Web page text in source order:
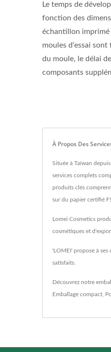
Le temps de
fonction des
échantillon imprimé
moules d'essai
du moule, le délai
composants
À Propos Des
Située à Taïwan
services complets
produits clés
sur du papier certifié
Lomei Cosmetics
cosmétiques et
'LOMEI' propose à ses
satisfaits.
Découvrez notre
Emballage compact